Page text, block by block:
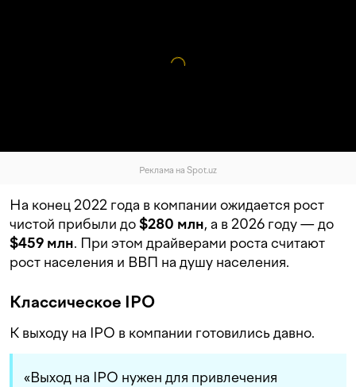
Реклама на Spot.uz
На конец 2022 года в компании ожидается рост
чистой прибыли до$280 млн, а в 2026 году — до
$459 млн. При этом драйверами роста считают
рост населения и ВВП на душу населения.
Классическое IPO
К выходу на IPO в компании готовились давно.
«Выход на IPO нужен для привлечения